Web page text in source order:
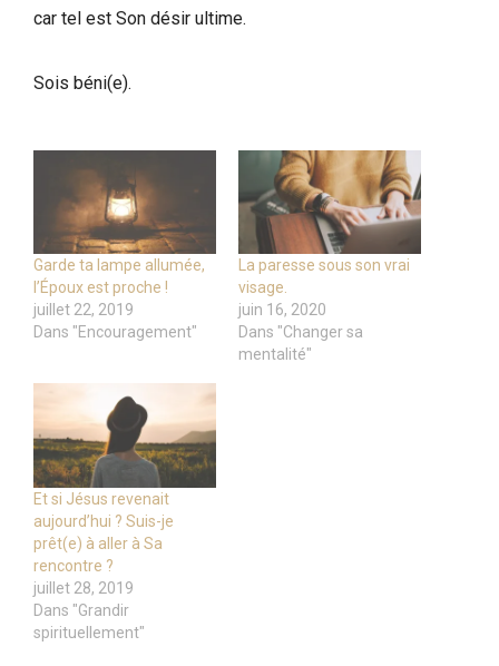
car tel est Son désir ultime.
Sois béni(e).
Garde ta lampe allumée,
l’Époux est proche !
juillet 22, 2019
Dans "Encouragement"
La paresse sous son vrai
visage.
juin 16, 2020
Dans "Changer sa
mentalité"
Et si Jésus revenait
aujourd’hui ? Suis-je
prêt(e) à aller à Sa
rencontre ?
juillet 28, 2019
Dans "Grandir
spirituellement"